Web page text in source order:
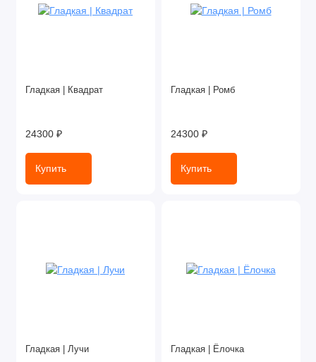
Гладкая | Квадрат
24300 ₽
Купить
Гладкая | Ромб
24300 ₽
Купить
Гладкая | Лучи Гладкая | Ёлочка